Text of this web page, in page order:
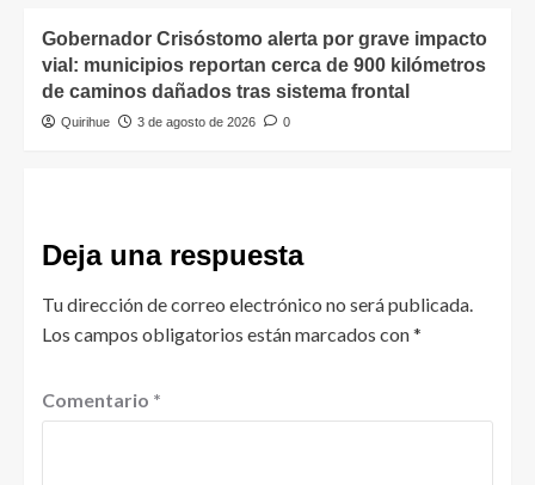
Gobernador Crisóstomo alerta por grave impacto
vial: municipios reportan cerca de 900 kilómetros
de caminos dañados tras sistema frontal
Quirihue 3 de agosto de 2026 0
Deja una respuesta
Tu dirección de correo electrónico no será publicada.
Los campos obligatorios están marcados con*
Comentario *